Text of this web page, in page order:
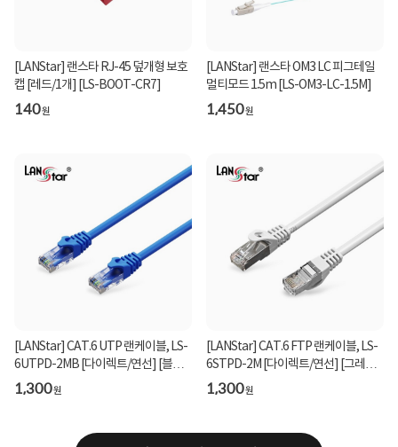
[LANStar] 랜스타 RJ-45 덮개형 보호
캡 [레드/1개] [LS-BOOT-CR7]
140원
[LANStar] 랜스타 OM3 LC 피그테일
멀티모드 1.5m [LS-OM3-LC-1.5M]
1,450원
[LANStar] CAT.6 UTP 랜케이블, LS-
6UTPD-2MB [다이렉트/연선] [블
루/2m]
1,300원
[LANStar] CAT.6 FTP 랜케이블, LS-
6STPD-2M [다이렉트/연선] [그레
이/2m]
1,300원